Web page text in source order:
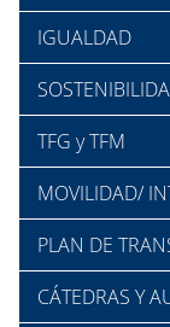
IGUALDAD
TFG y TFM
MOVILIDAD/
PLAN DE
CÁTEDRAS Y